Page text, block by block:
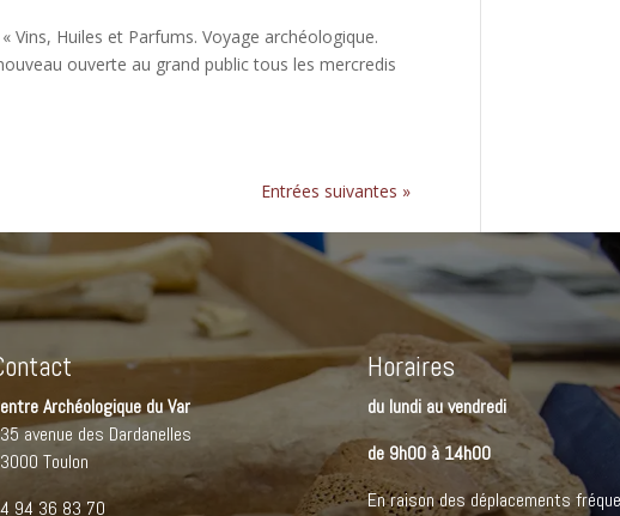
Huiles et Parfums. Voyage archéologique.
ouverte au grand public tous les mercredis
Entrées suivantes »
Archéologique du Var
avenue des Dardanelles
Toulon
94 36 83 70
Horaires
du lundi au vendredi
de 9h00 à 14h00
En raison des déplacements